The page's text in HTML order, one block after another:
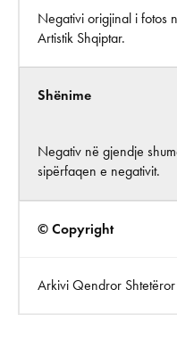
Negativi origjinal i fotos
Artistik Shqiptar.
Shënime
Negativ në gjendje
sipërfaqen e negativit.
© Copyright
Arkivi Qendror Shtetëror